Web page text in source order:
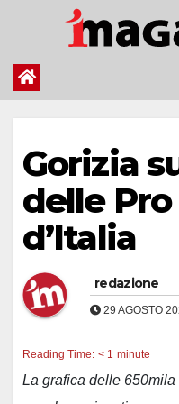
contenuto
Gorizia
delle Pro
d’Italia
redazione
29 AGOSTO
Reading Time: < 1 minute
La grafica delle